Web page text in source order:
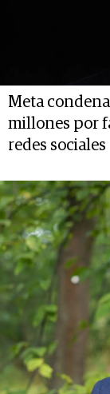
Meta
millones por
redes sociales